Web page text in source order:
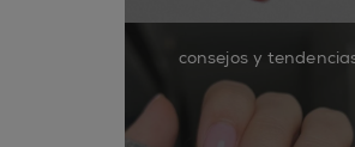
consejos y